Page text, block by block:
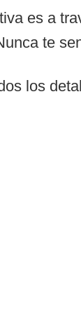
es a
te
los